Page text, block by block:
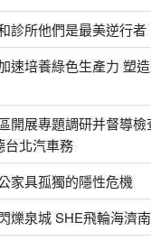
診所他們是最美逆行者
速培養綠色生產力 塑
開展專題調研并督導
台北汽車務
家具孤獨的隱性危機
爍泉城 SHE飛輪海濟